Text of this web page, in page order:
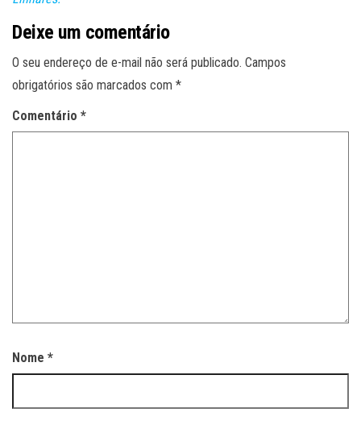
Deixe um comentário
O seu endereço de e-mail não será publicado. Campos
obrigatórios são marcados com *
Comentário *
Nome *